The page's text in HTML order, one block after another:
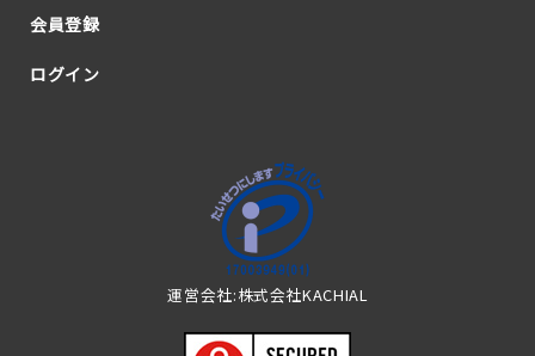
会員登録
ログイン
運営会社:株式会社KACHIAL